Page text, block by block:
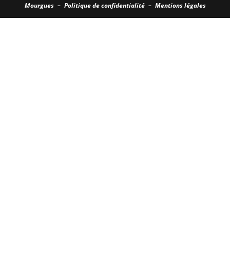
Mourgues – Politique de confidentialité – Mentions légales